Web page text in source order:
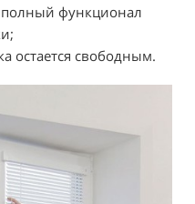
полный функционал
остается свободным.